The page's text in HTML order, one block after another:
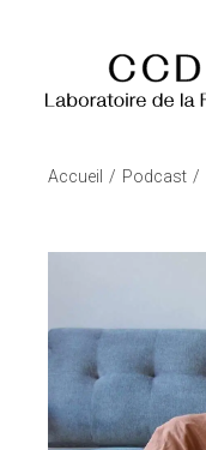
Accueil Podcast